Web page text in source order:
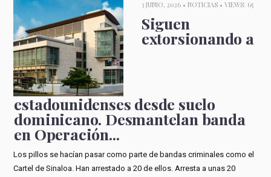
3 JUNIO, 2026 • NOTICIAS• VIEWS: 65
Siguen
extorsionando a
estadounidenses desde suelo
dominicano. Desmantelan banda
en Operación...
Los pillos se hacían pasar como parte de bandas criminales como el
Cartel de Sinaloa. Han arrestado a 20 de ellos. Arresta a unas 20